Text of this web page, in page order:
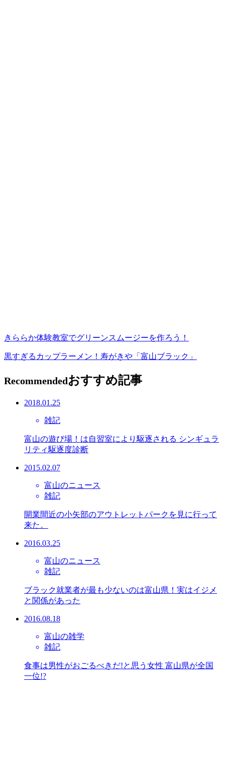
きららか体験教室でグリーンスムージーを作ろう！
黒すぎるカップラーメン！寿がきや「富山ブラック」
Recommendedおすすめ記事
2018.01.25
雑記
富山の遊び場！は自習室により駆逐される シンギュラ
リティ駆逐度診断
2015.02.07
富山のニュース
雑記
開業間近の小矢部のアウトレットパークを見に行って
来た。
2016.03.25
富山のニュース
雑記
ブラック就業者が最も少ないのは富山県！実はイジメ
と関係があった
2016.08.18
富山の雑学
雑記
食事は男性がおごるべきだ!と思う女性 富山県が全国
一位!?